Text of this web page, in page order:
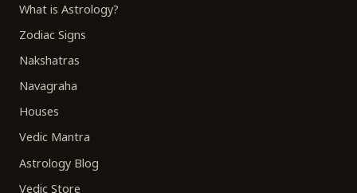
What is Astrology?
Zodiac Signs
Nakshatras
Navagraha
Houses
Vedic Mantra
Astrology Blog
Vedic Store